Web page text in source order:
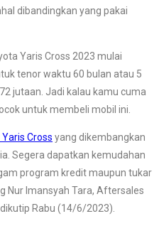
dibandingkan yang pakai
Yaris Cross 2023 mulai
tenor waktu 60 bulan atau 5
jutaan. Jadi kalau kamu cuma
untuk membeli mobil ini.
Cross yang dikembangkan
Segera dapatkan kemudahan
program kredit maupun tukar
Nur Imansyah Tara, Aftersales
Rabu (14/6/2023).